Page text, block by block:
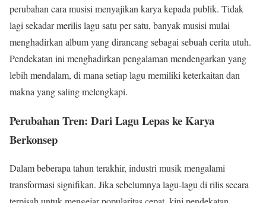
perubahan cara musisi menyajikan karya kepada publik. Tidak
lagi sekadar merilis lagu satu per satu, banyak musisi mulai
menghadirkan album yang dirancang sebagai sebuah cerita utuh.
Pendekatan ini menghadirkan pengalaman mendengarkan yang
lebih mendalam, di mana setiap lagu memiliki keterkaitan dan
makna yang saling melengkapi.
Perubahan Tren: Dari Lagu Lepas ke Karya
Berkonsep
Dalam beberapa tahun terakhir, industri musik mengalami
transformasi signifikan. Jika sebelumnya lagu-lagu di rilis secara